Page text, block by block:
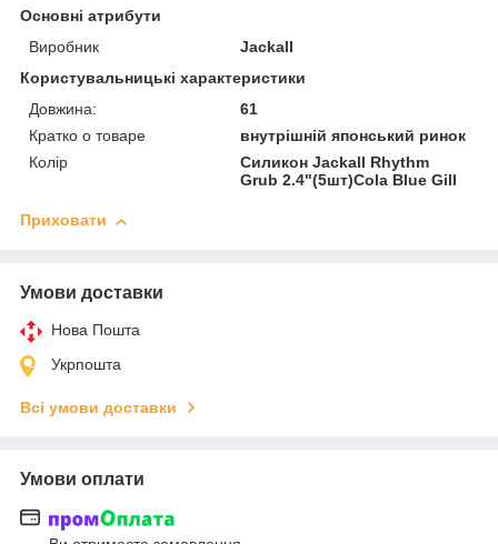
Основні атрибути
Виробник
Jackall
Користувальницькі характеристики
Довжина:
61
Кратко о товаре
внутрішній японський ринок
Колір
Силикон Jackall Rhythm
Grub 2.4"(5шт)Cola Blue Gill
Приховати
Умови доставки
Нова Пошта
Укрпошта
Всі умови доставки
Умови оплати